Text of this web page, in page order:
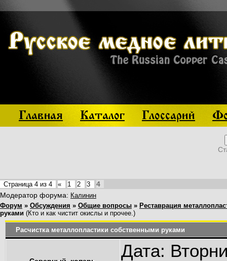
Главная Каталог Глоссарий
Страница 4 из 4 « 1 2 3
4
Модератор форума: Калинин
Форум » Обсуждения » Общие вопросы » Реставрация
руками (Кто и как чистит окислы и прочее.)
Расчистка металлопластики собственными руками
Дата: